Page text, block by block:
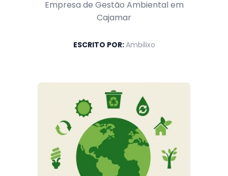
Empresa de Gestão Ambiental em
Cajamar
ESCRITO POR:Ambilixo